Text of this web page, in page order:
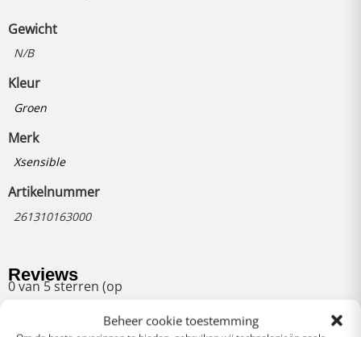
Beheer cookie toestemming
Gewicht
N/B
Kleur
Groen
Merk
Xsensible
Artikelnummer
261310163000
Reviews
0 van 5 sterren (op